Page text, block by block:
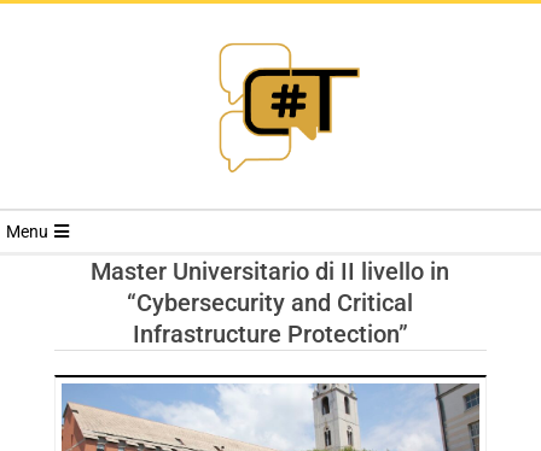
RIVISTA
TRENDS
Menu
Master Universitario di II livello in
“Cybersecurity and Critical
Infrastructure Protection”